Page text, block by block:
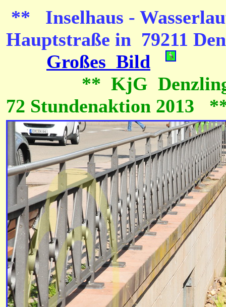
** Inselhaus -
Hauptstraße in 79211
Großes Bild
** KjG
72 Stundenaktion 2013